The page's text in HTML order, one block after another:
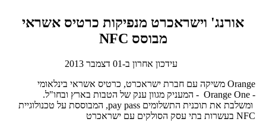
אורנג' וישראכרט מנפיקות כרטיס אשראי
מבוסס NFC
עידכון אחרון ב-01 דצמבר 2013
Orange משיקה עם חברת ישראכרט, כרטיס אשראי בינלאומי
- Orange One - המעניק מגוון ענק של הטבות בארץ ובחו"ל.
ומשלבת את תוכנית התשלומים pay pass, המבוססת על טכנולוגיית
NFC בעשרות בתי עסק הסולקים עם ישראכרט